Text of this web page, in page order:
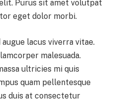
Purus sit amet volutpat
eget dolor morbi.
lacus viverra vitae.
malesuada.
ultricies mi quis
quam pellentesque
duis at consectetur